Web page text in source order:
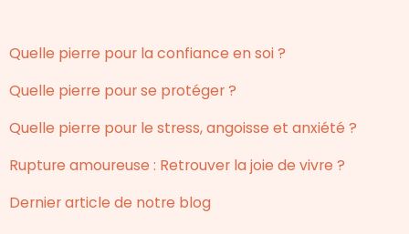
Quelle pierre pour la confiance en soi ?
Quelle pierre pour se protéger ?
Quelle pierre pour le stress, angoisse et anxiété ?
Rupture amoureuse : Retrouver la joie de vivre ?
Dernier article de notre blog